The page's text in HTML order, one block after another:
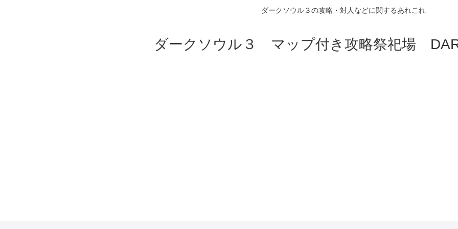
ダークソウル３の攻略・対人などに関するあれこれ
ダークソウル３ マップ付き攻略祭祀場